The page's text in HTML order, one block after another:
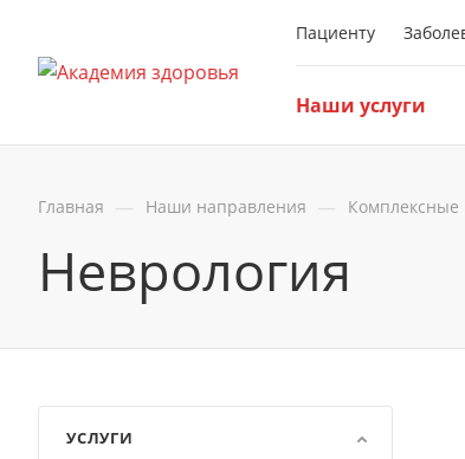
Пациенту
Наши услуги
Главная — Наши направления —
Неврология
УСЛУГИ